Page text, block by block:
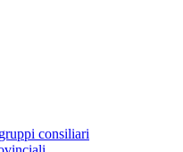
consiliari